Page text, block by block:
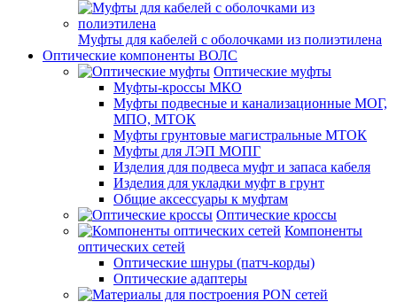
Муфты для кабелей с оболочками из полиэтилена
Оптические компоненты ВОЛС
Оптические муфты
Муфты-кроссы МКО
Муфты подвесные и канализационные МОГ,
МПО, МТОК
Муфты грунтовые магистральные МТОК
Муфты для ЛЭП МОПГ
Изделия для подвеса муфт и запаса кабеля
Изделия для укладки муфт в грунт
Общие аксессуары к муфтам
Оптические кроссы
Компоненты
оптических сетей
Оптические шнуры (патч-корды)
Оптические адаптеры